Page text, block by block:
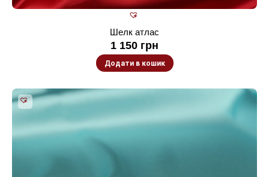
Шелк атлас
1 150 грн
Додати в кошик